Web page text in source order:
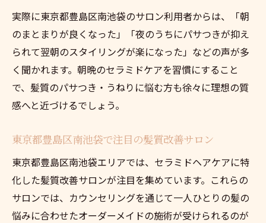
実際に東京都豊島区南池袋のサロン利用者からは、「朝
のまとまりが良くなった」「夜のうちにパサつきが抑え
られて翌朝のスタイリングが楽になった」などの声が多
く聞かれます。朝晩のセラミドケアを習慣にすること
で、髪質のパサつき・うねりに悩む方も徐々に理想の質
感へと近づけるでしょう。
東京都豊島区南池袋で注目の髪質改善サロン
東京都豊島区南池袋エリアでは、セラミドヘアケアに特
化した髪質改善サロンが注目を集めています。これらの
サロンでは、カウンセリングを通じて一人ひとりの髪の
悩みに合わせたオーダーメイドの施術が受けられるのが